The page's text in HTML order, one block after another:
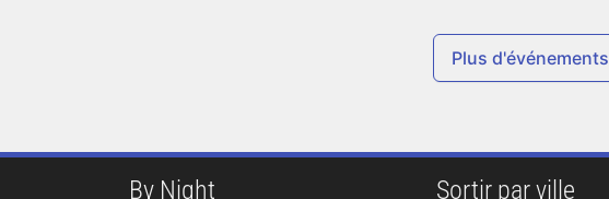
Plus d'événements
By Night Sortir par ville